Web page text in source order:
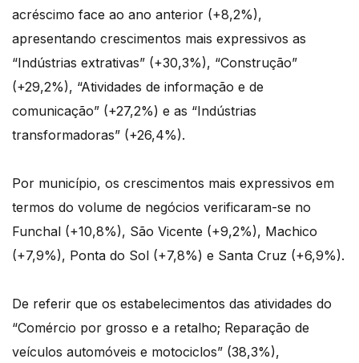
acréscimo face ao ano anterior (+8,2%),
apresentando crescimentos mais expressivos as
“Indústrias extrativas” (+30,3%), “Construção”
(+29,2%), “Atividades de informação e de
comunicação” (+27,2%) e as “Indústrias
transformadoras” (+26,4%).
Por município, os crescimentos mais expressivos em
termos do volume de negócios verificaram-se no
Funchal (+10,8%), São Vicente (+9,2%), Machico
(+7,9%), Ponta do Sol (+7,8%) e Santa Cruz (+6,9%).
De referir que os estabelecimentos das atividades do
“Comércio por grosso e a retalho; Reparação de
veículos automóveis e motociclos” (38,3%),